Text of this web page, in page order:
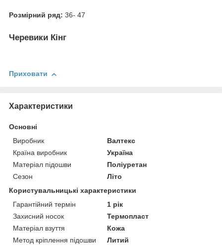
Розмірний ряд: 36- 47
Черевики Кінг
Приховати
Характеристики
Основні
Виробник
Валтекс
Країна виробник
Україна
Матеріал підошви
Поліуретан
Сезон
Літо
Користувальницькі характеристики
Гарантійний термін
1 рік
Захисний носок
Термопласт
Матеріал взуття
Кожа
Метод кріплення підошви
Литий